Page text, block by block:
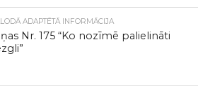
ADAPTĒTĀ INFORMĀCIJA
Nr. 175 “Ko nozīmē palielināti